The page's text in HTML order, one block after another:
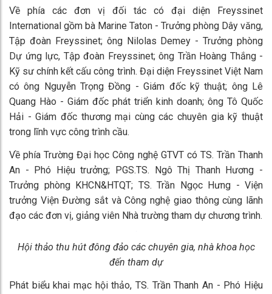
Về phía các đơn vị đối tác có đại diện Freyssinet
International gồm bà Marine Taton - Trưởng phòng Dây văng,
Tập đoàn Freyssinet; ông Nilolas Demey - Trưởng phòng
Dự ứng lực, Tập đoàn Freyssinet; ông Trần Hoàng Thắng -
Kỹ sư chính kết cấu công trình. Đại diện Freyssinet Việt Nam
có ông Nguyễn Trọng Đồng - Giám đốc kỹ thuật; ông Lê
Quang Hào - Giám đốc phát triển kinh doanh; ông Tô Quốc
Hải - Giám đốc thương mại cùng các chuyên gia kỹ thuật
trong lĩnh vực công trình cầu.
Về phía Trường Đại học Công nghệ GTVT có TS. Trần Thanh
An - Phó Hiệu trưởng; PGS.TS. Ngô Thị Thanh Hương -
Trưởng phòng KHCN&HTQT; TS. Trần Ngọc Hưng - Viện
trưởng Viện Đường sắt và Công nghệ giao thông cùng lãnh
đạo các đơn vị, giảng viên Nhà trường tham dự chương trình.
Hội thảo thu hút đông đảo các chuyên gia, nhà khoa học
đến tham dự
Phát biểu khai mạc hội thảo, TS. Trần Thanh An - Phó Hiệu